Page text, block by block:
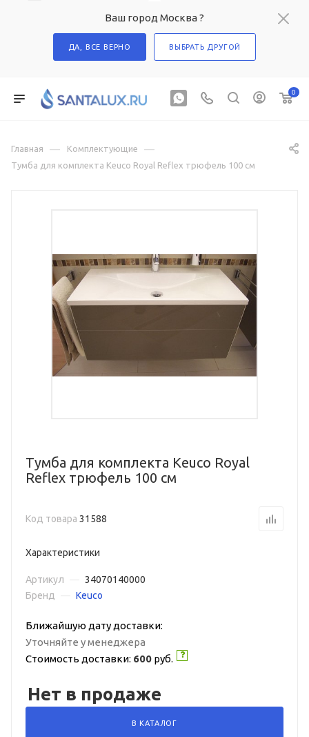
Ваш город Москва ?
ДА, ВСЕ ВЕРНО ВЫБРАТЬ ДРУГОЙ
0
Главная — Комплектующие —
Тумба для комплекта Keuco Royal Reflex трюфель 100 см
Тумба для комплекта Keuco Royal
Reflex трюфель 100 см
Код товара 31588
Характеристики
Артикул
34070140000
Бренд
Keuco
Ближайшую дату доставки:
Уточняйте у менеджера
Стоимость доставки: 600 руб.
Нет в продаже
В КАТАЛОГ